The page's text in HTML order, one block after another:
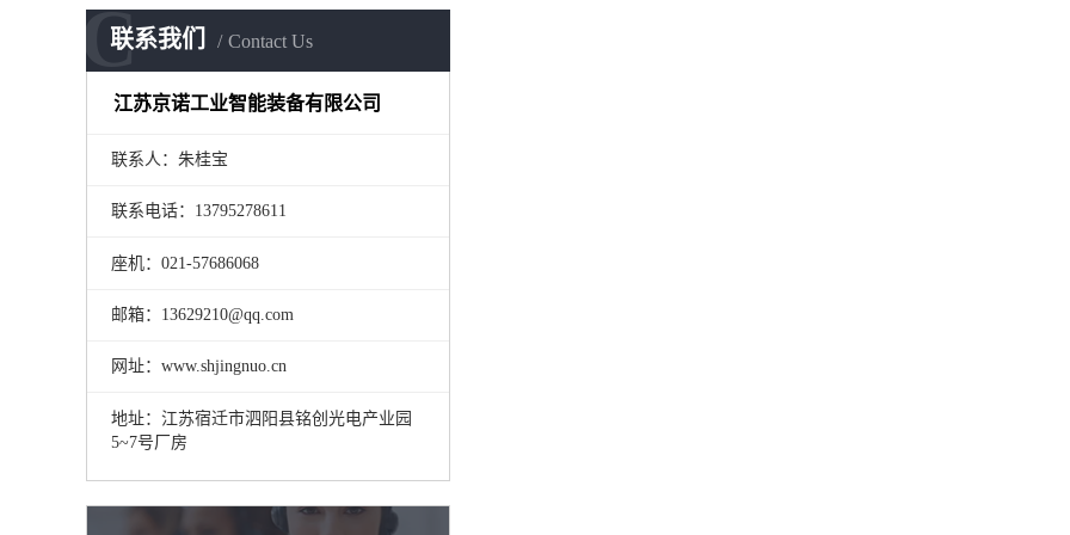
联系我们 Contact Us
C
江苏京诺工业智能装备有限公司
联系人：朱桂宝
联系电话：13795278611
座机：021-57686068
邮箱：13629210@qq.com
网址：www.shjingnuo.cn
地址：江苏宿迁市泗阳县铭创光电产业园
5~7号厂房